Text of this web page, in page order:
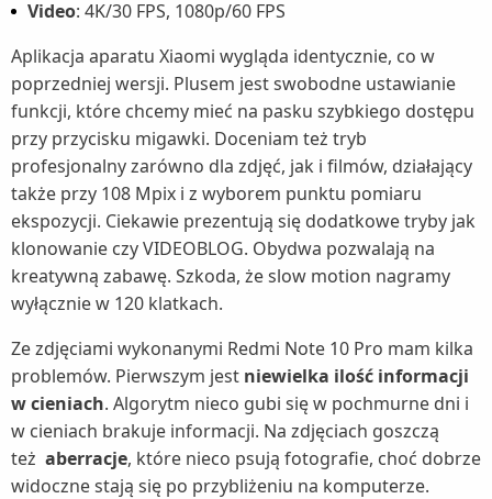
Video: 4K/30 FPS, 1080p/60 FPS
Aplikacja aparatu Xiaomi wygląda identycznie, co w
poprzedniej wersji. Plusem jest swobodne ustawianie
funkcji, które chcemy mieć na pasku szybkiego dostępu
przy przycisku migawki. Doceniam też tryb
profesjonalny zarówno dla zdjęć, jak i filmów, działający
także przy 108 Mpix i z wyborem punktu pomiaru
ekspozycji. Ciekawie prezentują się dodatkowe tryby jak
klonowanie czy VIDEOBLOG. Obydwa pozwalają na
kreatywną zabawę. Szkoda, że slow motion nagramy
wyłącznie w 120 klatkach.
Ze zdjęciami wykonanymi Redmi Note 10 Pro mam kilka
problemów. Pierwszym jest niewielka ilość informacji
w cieniach. Algorytm nieco gubi się w pochmurne dni i
w cieniach brakuje informacji. Na zdjęciach goszczą
też aberracje, które nieco psują fotografie, choć dobrze
widoczne stają się po przybliżeniu na komputerze.